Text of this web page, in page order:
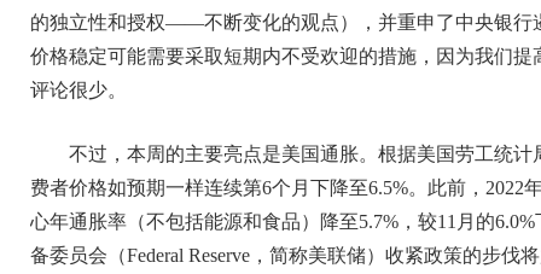
的独立性和授权——不断变化的观点），并重申了中央银行
价格稳定可能需要采取短期内不受欢迎的措施，因为我们
评论很少。
不过，本周的主要亮点是美国通胀。根据美国劳工统
费者价格如预期一样连续第6个月下降至6.5%。此前，2022
心年通胀率（不包括能源和食品）降至5.7%，较11月的
备委员会（Federal Reserve，简称美联储）收紧政策的步